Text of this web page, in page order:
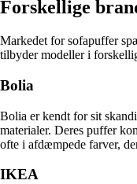
Forskellige
Markedet for sofapuffer
tilbyder modeller i
Bolia
Bolia er kendt for sit
materialer. Deres puffer
ofte i afdæmpede farver,
IKEA